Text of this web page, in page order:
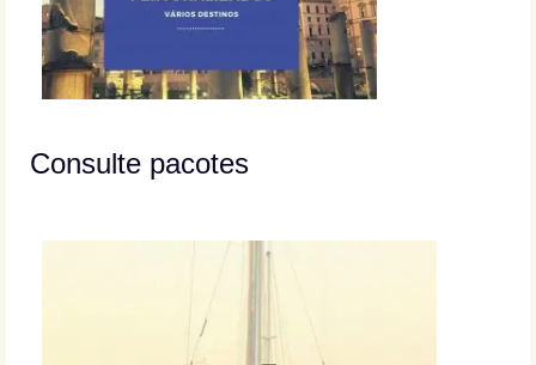
Consulte pacotes